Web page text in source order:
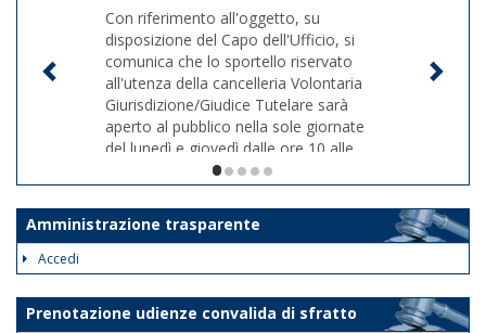
Con riferimento all'oggetto, su
disposizione del Capo dell'Ufficio, si
comunica che lo sportello riservato
all'utenza della cancelleria Volontaria
Giurisdizione/Giudice Tutelare sarà
aperto al pubblico nella sole giornate
del lunedì e giovedì dalle ore 10 alle
ore 12. Le disposizioni suddette
avranno validità dalla data odierna fino
al 30 giugno 2026.
al fine di assicurare la trattazione con
priorità assoluta degli atti indifferibili e
urgenti.
1/5
Amministrazione trasparente
Accedi
Prenotazione udienze convalida di sfratto